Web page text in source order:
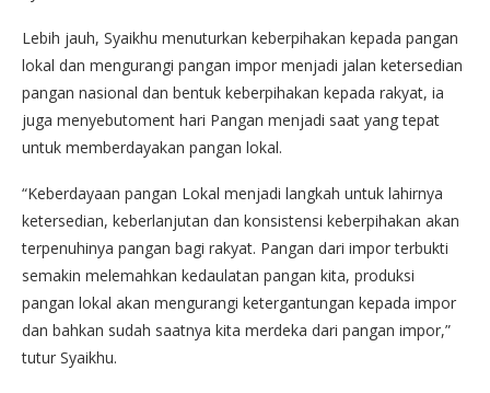
Lebih jauh, Syaikhu menuturkan keberpihakan kepada pangan
lokal dan mengurangi pangan impor menjadi jalan ketersedian
pangan nasional dan bentuk keberpihakan kepada rakyat, ia
juga menyebutoment hari Pangan menjadi saat yang tepat
untuk memberdayakan pangan lokal.
“Keberdayaan pangan Lokal menjadi langkah untuk lahirnya
ketersedian, keberlanjutan dan konsistensi keberpihakan akan
terpenuhinya pangan bagi rakyat. Pangan dari impor terbukti
semakin melemahkan kedaulatan pangan kita, produksi
pangan lokal akan mengurangi ketergantungan kepada impor
dan bahkan sudah saatnya kita merdeka dari pangan impor,”
tutur Syaikhu.